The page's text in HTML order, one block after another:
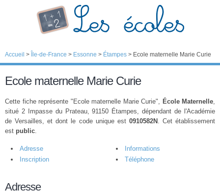
Accueil > Île-de-France > Essonne > Étampes > Ecole maternelle Marie Curie
Ecole maternelle Marie Curie
Cette fiche représente "Ecole maternelle Marie Curie", École Maternelle,
situé 2 Impasse du Prateau, 91150 Étampes, dépendant de l'Académie
de Versailles, et dont le code unique est 0910582N . Cet établissement
est public.
Adresse
Informations
Inscription
Téléphone
Adresse